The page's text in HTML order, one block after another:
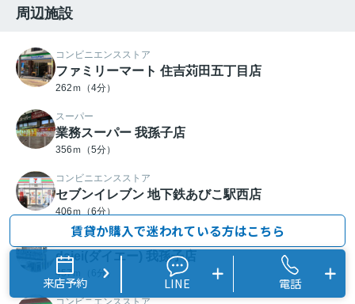
周辺施設
コンビニエンスストア
ファミリーマート 住吉苅田五丁目店
262ｍ（4分）
スーパー
業務スーパー 我孫子店
356ｍ（5分）
コンビニエンスストア
セブンイレブン 地下鉄あびこ駅西店
406ｍ（6分）
スーパー
daiei(ダイエー) 我孫子店
457ｍ（6分）
賃貸か購入で迷われている方はこちら
来店予約 LINE 電話